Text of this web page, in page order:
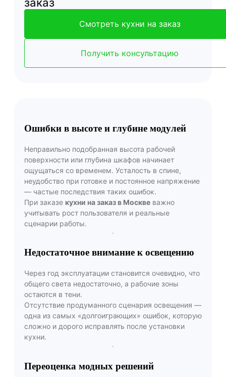
заказ
Смотреть кухни на заказ
Получить консультацию
Ошибки в высоте и глубине модулей
Неправильно подобранная высота рабочей
поверхности или глубина шкафов начинает
ощущаться со временем. Усталость в спине,
неудобство при готовке и постоянное напряжение
— частые последствия таких ошибок.
При заказе кухни на заказ в Москве важно
учитывать рост пользователя и реальные
сценарии работы.
Недостаточное внимание к освещению
Через год эксплуатации становится очевидно, что
общего света недостаточно, а рабочие зоны
остаются в тени.
Отсутствие продуманного сценария освещения —
одна из самых «долгоиграющих» ошибок, которую
сложно и дорого исправлять после установки
кухни.
Переоценка модных решений